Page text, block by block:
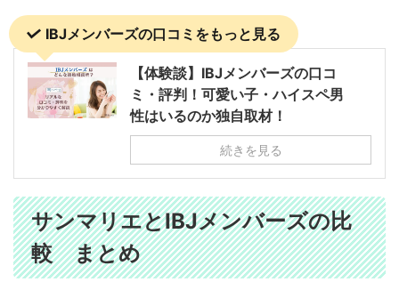
IBJメンバーズの口コミをもっと見る
【体験談】IBJメンバーズの口コ
ミ・評判！可愛い子・ハイスペ男
性はいるのか独自取材！
続きを見る
サンマリエとIBJメンバーズの比
較 まとめ